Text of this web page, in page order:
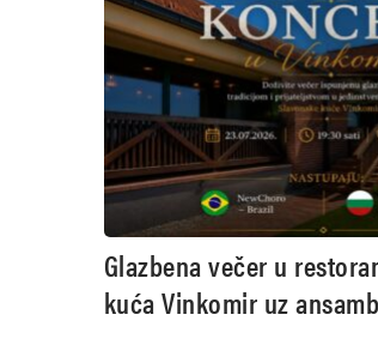
Glazbena večer u
kuća Vinkomir uz